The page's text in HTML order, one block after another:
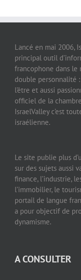
Lancé en mai 2006,
principal outil
francophone dans le
double personnalité
l’être et aussi
officiel de la
IsraelValley c’est
israélienne.
Le site publie plus
sur des sujets aussi
finance, l’industrie,
l’immobilier, le
portail de langue
a pour objectif de
dynamisme.
A CONSULTER